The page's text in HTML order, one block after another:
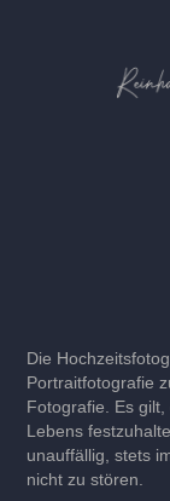
Die
Portraitfotografie
Fotografie. Es
Lebens
unauffällig, stets
nicht zu stören.